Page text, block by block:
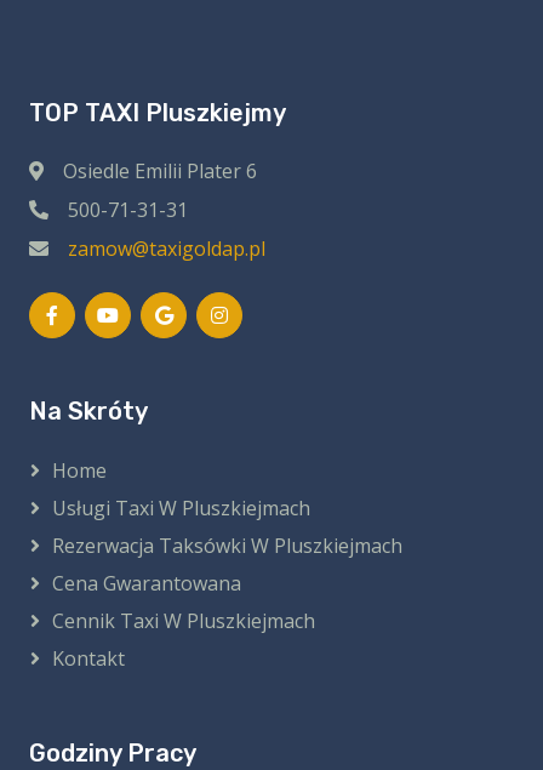
TOP TAXI Pluszkiejmy
Osiedle Emilii Plater 6
500-71-31-31
zamow@taxigoldap.pl
Na Skróty
Home
Usługi Taxi W Pluszkiejmach
Rezerwacja Taksówki W Pluszkiejmach
Cena Gwarantowana
Cennik Taxi W Pluszkiejmach
Kontakt
Godziny Pracy